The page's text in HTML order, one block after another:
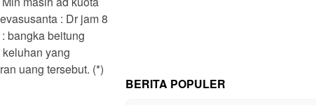
: Dr jam 8
bangka beitung
yang
uang tersebut. (*)
BERITA POPULER